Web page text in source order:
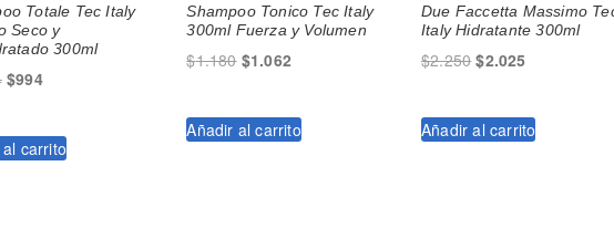
Totale Tec Italy
Seco y
300ml
El
era:
$994El
es:
carrito
Shampoo Tonico Tec Italy
300ml Fuerza y Volumen
$1.180 El
era:
$1.062El
es:
Añadir al carrito
Due Faccetta Massimo
Italy Hidratante 300ml
$2.250El
era:
$2.025El
es:
Añadir al carrito